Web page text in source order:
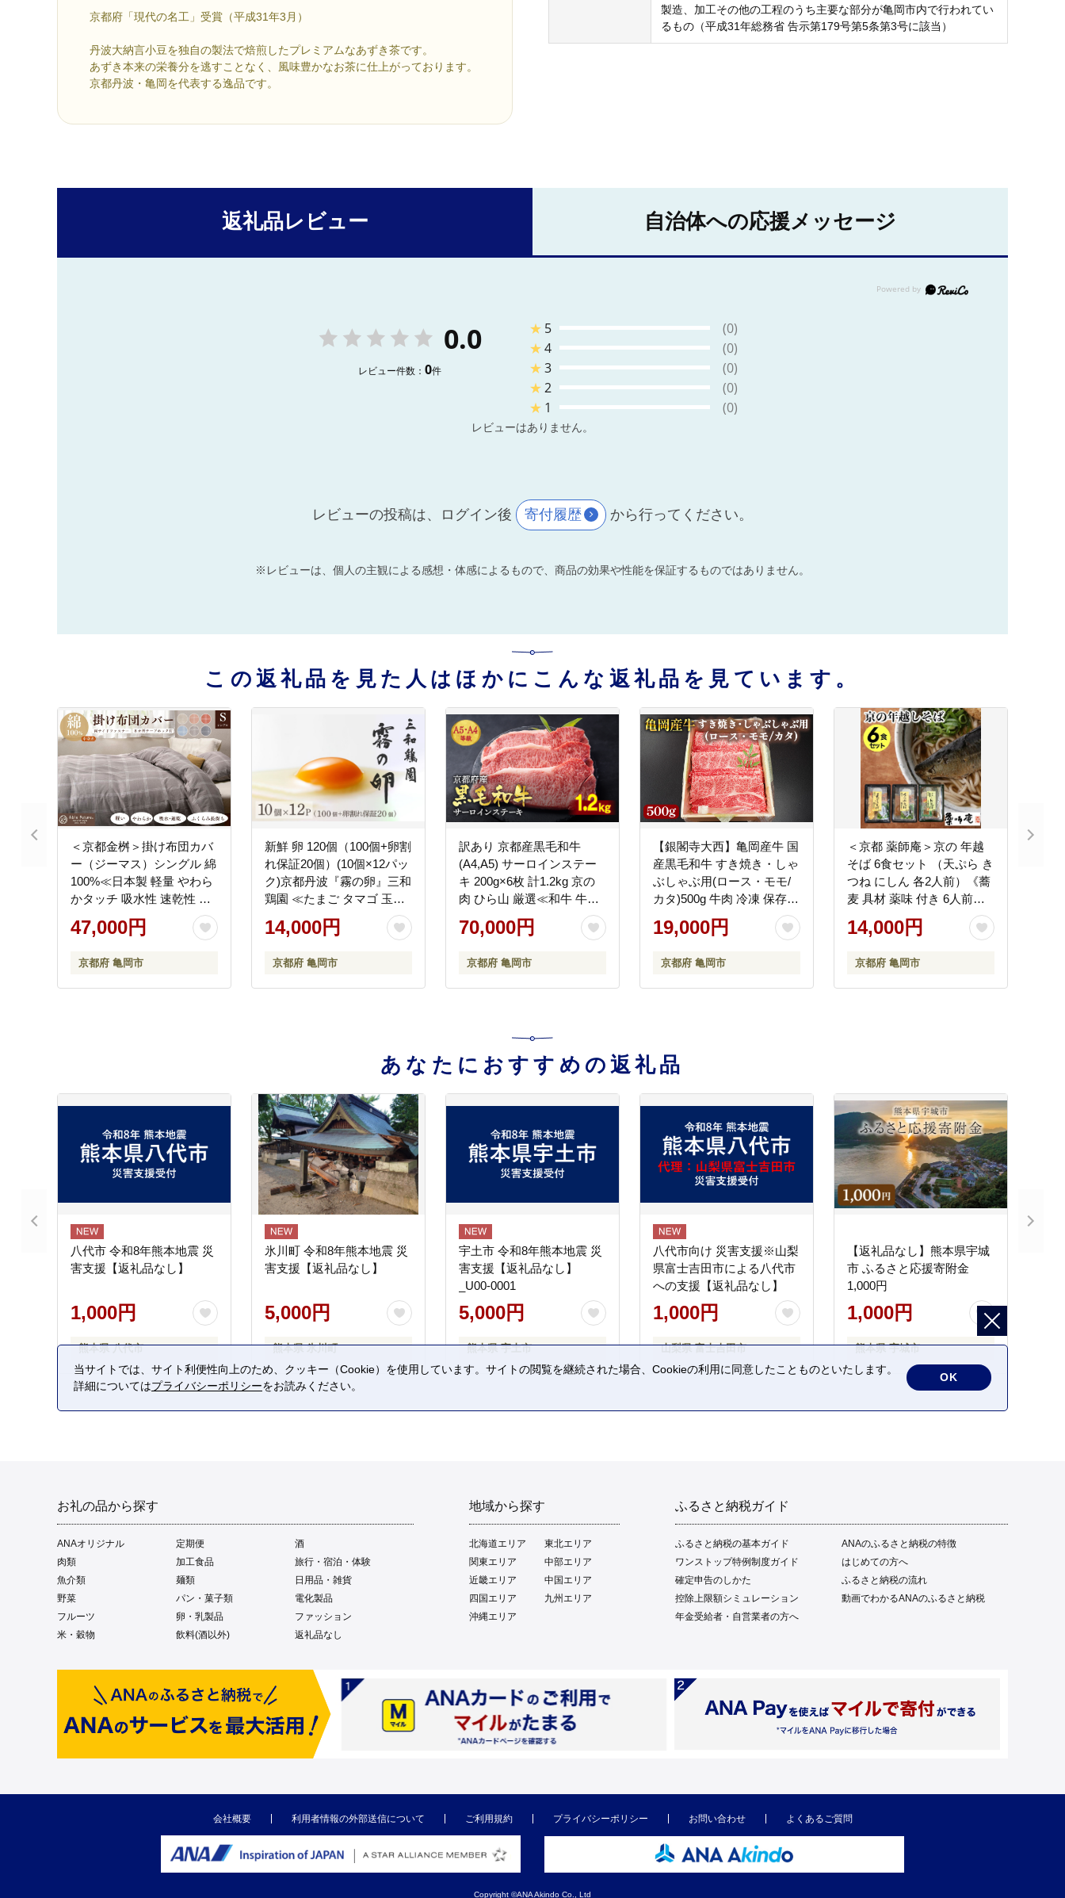
京都府「現代の名工」受賞（平成31年3月）
丹波大納言小豆を独自の製法で焙煎したプレミアムなあずき茶です。
あずき本来の栄養分を逃すことなく、風味豊かなお茶に仕上がっております。
京都丹波・亀岡を代表する逸品です。
製造、加工その他の工程のうち主要な部分が亀岡市内で行われてい
るもの（平成31年総務省 告示第179号第5条第3号に該当）
返礼品レビュー 自治体への応援メッセージ
0.0
レビュー件数： 0件
★ 5
(0)
★4
(0)
★3
(0)
★2
(0)
★ 1 (0)
レビューはありません。
レビューの投稿は、ログイン後 寄付履歴 から行ってください。
※レビューは、個人の主観による感想・体感によるもので、商品の効果や性能を保証するものではありません。
この返礼品を見た人はほかにこんな返礼品を見ています。
＜京都金桝＞掛け布団カバ
ー（ジーマス）シングル 綿
100%≪日本製 軽量 やわら
かタッチ 吸水性 速乾性 保
温性 両サイドファスナー
モダン ナチュラル 格子柄
ン生地≫
47,000円
京都府 亀岡市
新鮮 卵 120個（100個+卵割
れ保証20個）(10個×12パッ
ク)京都丹波『霧の卵』三和
鶏園 ≪たまご タマゴ 玉子
生卵 鶏卵 小分け 贈答 ギフ
ト ふるさと納税 卵 直送 冷
道・沖縄・離島への配送不
可
14,000円
京都府 亀岡市
訳あり 京都産黒毛和牛
(A4,A5) サーロインステー
キ 200g×6枚 計1.2kg 京の
肉 ひら山 厳選≪和牛 牛肉
亀岡牛 京都肉 国産 京都 丹
波産 ふるさと納税 ステー
70,000円
京都府 亀岡市
【銀閣寺大西】亀岡産牛 国
産黒毛和牛 すき焼き・しゃ
ぶしゃぶ用(ロース・モモ/
カタ)500g 牛肉 冷凍 保存
薄切り 肉巻き 送料無料 京
都 老舗 厳選 京都府産 人気
19,000円
京都府 亀岡市
＜京都 薬師庵＞京の 年越
そば 6食セット （天ぷら き
つね にしん 各2人前）《蕎
麦 具材 薬味 付き 6人前》
※年末12/29、12/30お届け
限定
14,000円
京都府 亀岡市
あなたにおすすめの返礼品
八代市 令和8年熊本地震 災
害支援【返礼品なし】
1,000円
熊本県 八代市
氷川町 令和8年熊本地震 災
害支援【返礼品なし】
5,000円
熊本県 氷川町
宇土市 令和8年熊本地震 災
害支援【返礼品なし】
_U00-0001
5,000円
熊本県 宇土市
八代市向け 災害支援※山梨
県富士吉田市による八代市
への支援【返礼品なし】
1,000円
山梨県 富士吉田市
【返礼品なし】熊本県宇城
市 ふるさと応援寄附金
1,000円
1,000円
熊本県 宇城市
お礼の品から探す
ANAオリジナル 定期便
酒
肉類
加工食品
旅行・宿泊・体験
魚介類
麺類
日用品・雑貨
野菜
パン・菓子類
電化製品
フルーツ
卵・乳製品
ファッション
米・穀物
飲料(酒以外) 返礼品なし
地域から探す
北海道エリア
東北エリア
関東エリア
中部エリア
近畿エリア
中国エリア
四国エリア
九州エリア
沖縄エリア
ふるさと納税ガイド
ふるさと納税の基本ガイド
ANAのふるさと納税の特徴
ワンストップ特例制度ガイド
はじめての方へ
確定申告のしかた
ふるさと納税の流れ
控除上限額シミュレーション
動画でわかるANAのふるさと納税
年金受給者・自営業者の方へ
会社概要 利用者情報の外部送信について ご利用規約 プライバシーポリシー お問い合わせ よくあるご質問
Copyright ©ANA Akindo Co., Ltd
当サイトでは、サイト利便性向上のため、クッキー（Cookie）を使用しています。サイトの閲覧を継続された場合、Cookieの利用に同意したことものといたします。
詳細についてはプライバシーポリシーをお読みください。
OK